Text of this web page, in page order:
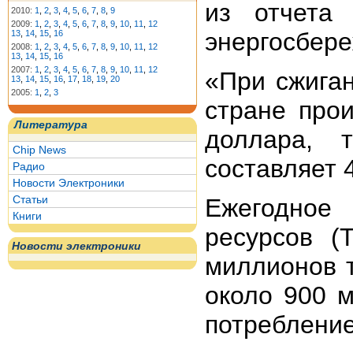
2010: 1 2 3 4 5 6 7 8 9
2009: 1 2 3 4 5 6 7 8 9 10 11
12
13 14 15 16
2008: 1 2 3 4 5 6 7 8 9 10 11
12
13 14 15 16
2007: 1 2 3 4 5 6 7 8 9 10 11
12
13 14 15 16 17 18 19 20
2005: 1 2 3
Литература
Chip News
Радио
Новости Электроники
Статьи
Книги
Новости электроники
из отчета
«При
стране
доллара,
составляет
Ежегодное
ресурсов
миллионов
около 900